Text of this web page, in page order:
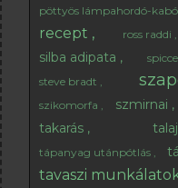
pöttyös lámpahordó-
recept ross raddi
silba adipata
steve bradt
szikomorfa
szmirnai
takarás
tápanyag utánpótlás
tavaszi